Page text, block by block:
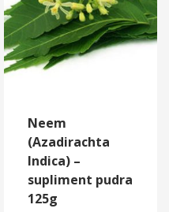
Neem
(Azadirachta
Indica) –
supliment pudra
125g